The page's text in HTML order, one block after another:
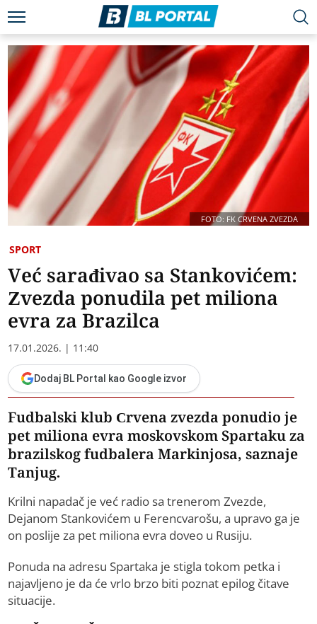
FOTO: FK CRVENA ZVEZDA
SPORT
Već sarađivao sa Stankovićem:
Zvezda ponudila pet miliona
evra za Brazilca
17.01.2026. | 11:40
Dodaj BL Portal kao Google izvor
​Fudbalski klub Crvena zvezda ponudio je
pet miliona evra moskovskom Spartaku za
brazilskog fudbalera Markinjosa, saznaje
Tanjug.
Krilni napadač je već radio sa trenerom Zvezde,
Dejanom Stankovićem u Ferencvarošu, a upravo ga je
on poslije za pet miliona evra doveo u Rusiju.
Ponuda na adresu Spartaka je stigla tokom petka i
najavljeno je da će vrlo brzo biti poznat epilog čitave
situacije.